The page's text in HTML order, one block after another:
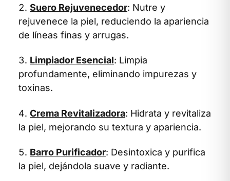
Suero Rejuvenecedor: Nutre y
rejuvenece la piel, reduciendo la apariencia
de líneas finas y arrugas.
Limpiador Esencial: Limpia
profundamente, eliminando impurezas y
toxinas.
Crema Revitalizadora: Hidrata y revitaliza
la piel, mejorando su textura y apariencia.
Barro Purificador: Desintoxica y purifica
la piel, dejándola suave y radiante.